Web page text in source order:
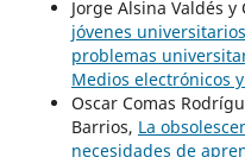
Jorge Alsina Valdés y
jóvenes universitarios
problemas
Medios electrónicos
Oscar Comas
Barrios, La
necesidades de